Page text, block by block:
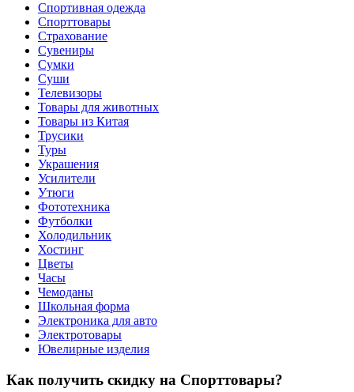
Спортивная одежда
Спорттовары
Страхование
Сувениры
Сумки
Суши
Телевизоры
Товары для животных
Товары из Китая
Трусики
Туры
Украшения
Усилители
Утюги
Фототехника
Футболки
Холодильник
Хостинг
Цветы
Часы
Чемоданы
Школьная форма
Электроника для авто
Электротовары
Ювелирные изделия
Как получить скидку на Спорттовары?